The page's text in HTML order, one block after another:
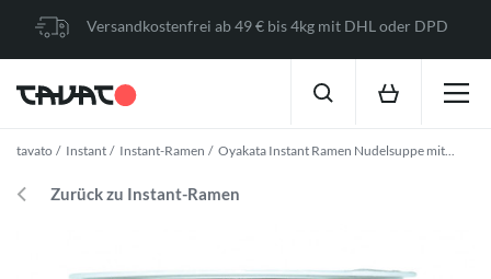
Versandkostenfrei ab 49 € bis 4kg mit DHL oder DPD
tavato Instant Instant-Ramen Oyakata Instant Ramen Nudelsuppe mit...
Zurück zu Instant-Ramen